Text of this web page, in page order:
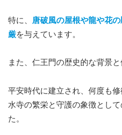
特に、
唐破風の屋根や龍や花
厳を与えています。
また、仁王門の歴史的な背景
平安時代に建立され、何度も
水寺の繁栄と守護の象徴とし
た。